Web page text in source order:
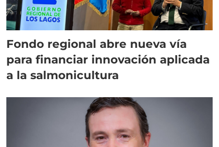
Fondo regional abre nueva vía
para financiar innovación aplicada
a la salmonicultura